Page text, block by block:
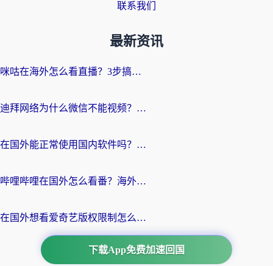
联系我们
最新资讯
咪咕在海外怎么看直播？3步搞定地域限制，还能畅看腾讯视频与国内热剧
迪拜网络为什么微信不能视频？海外党必看的回国加速全攻略
在国外能正常使用国内软件吗？海外党亲测有效的无缝访问指南
哔哩哔哩在国外怎么看番？海外党追剧看片的终极解决方案
在国外想看爱奇艺版权限制怎么办？海外华人必看的追剧自由指南
下载App免费加速回国